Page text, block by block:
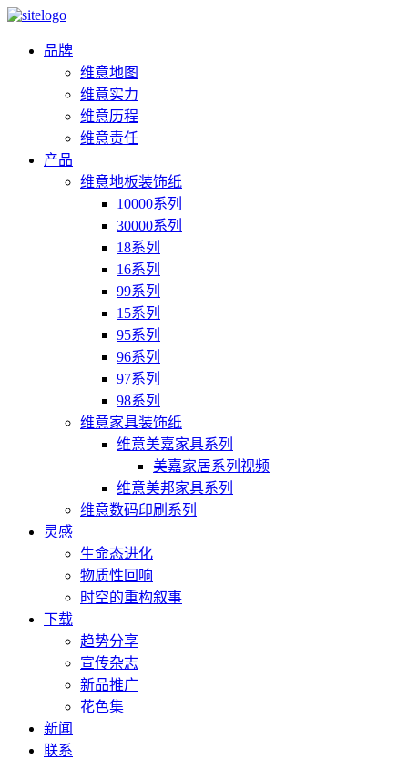
品牌
维意地图
维意实力
维意历程
维意责任
产品
维意地板装饰纸
10000系列
30000系列
18系列
16系列
99系列
15系列
95系列
96系列
97系列
98系列
维意家具装饰纸
维意美嘉家具系列
美嘉家居系列视频
维意美邦家具系列
维意数码印刷系列
灵感
生命态进化
物质性回响
时空的重构叙事
下载
趋势分享
宣传杂志
新品推广
花色集
新闻
联系